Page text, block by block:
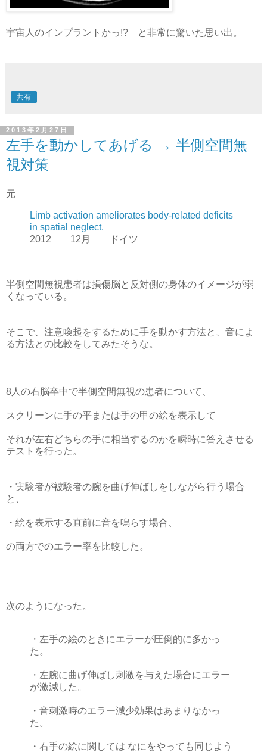
宇宙人のインプラントかっ!? と非常に驚いた思い出。
共有
2013年2月27日
左手を動かしてあげる → 半側空間無
視対策
元
Limb activation ameliorates body-related deficits
in spatial neglect.
2012 12月 ドイツ
半側空間無視患者は損傷脳と反対側の身体のイメージが弱
くなっている。
そこで、注意喚起をするために手を動かす方法と、音によ
る方法との比較をしてみたそうな。
8人の右脳卒中で半側空間無視の患者について、
スクリーンに手の平または手の甲の絵を表示して
それが左右どちらの手に相当するのかを瞬時に答えさせる
テストを行った。
・実験者が被験者の腕を曲げ伸ばしをしながら行う場合
と、
・絵を表示する直前に音を鳴らす場合、
の両方でのエラー率を比較した。
次のようになった。
・左手の絵のときにエラーが圧倒的に多かっ
た。
・左腕に曲げ伸ばし刺激を与えた場合にエラー
が激減した。
・音刺激時のエラー減少効果はあまりなかっ
た。
・右手の絵に関しては なにをやっても同じよう